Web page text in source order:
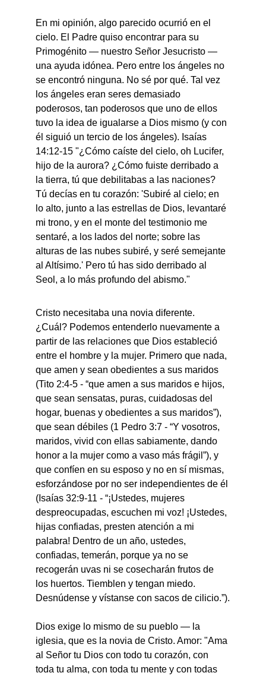
En mi opinión, algo parecido ocurrió en el
cielo. El Padre quiso encontrar para su
Primogénito — nuestro Señor Jesucristo —
una ayuda idónea. Pero entre los ángeles no
se encontró ninguna. No sé por qué. Tal vez
los ángeles eran seres demasiado
poderosos, tan poderosos que uno de ellos
tuvo la idea de igualarse a Dios mismo (y con
él siguió un tercio de los ángeles). Isaías
14:12-15 "¿Cómo caíste del cielo, oh Lucifer,
hijo de la aurora? ¿Cómo fuiste derribado a
la tierra, tú que debilitabas a las naciones?
Tú decías en tu corazón: 'Subiré al cielo; en
lo alto, junto a las estrellas de Dios, levantaré
mi trono, y en el monte del testimonio me
sentaré, a los lados del norte; sobre las
alturas de las nubes subiré, y seré semejante
al Altísimo.' Pero tú has sido derribado al
Seol, a lo más profundo del abismo."
Cristo necesitaba una novia diferente.
¿Cuál? Podemos entenderlo nuevamente a
partir de las relaciones que Dios estableció
entre el hombre y la mujer. Primero que nada,
que amen y sean obedientes a sus maridos
(Tito 2:4-5 - “que amen a sus maridos e hijos,
que sean sensatas, puras, cuidadosas del
hogar, buenas y obedientes a sus maridos”),
que sean débiles (1 Pedro 3:7 - “Y vosotros,
maridos, vivid con ellas sabiamente, dando
honor a la mujer como a vaso más frágil”), y
que confíen en su esposo y no en sí mismas,
esforzándose por no ser independientes de él
(Isaías 32:9-11 - “¡Ustedes, mujeres
despreocupadas, escuchen mi voz! ¡Ustedes,
hijas confiadas, presten atención a mi
palabra! Dentro de un año, ustedes,
confiadas, temerán, porque ya no se
recogerán uvas ni se cosecharán frutos de
los huertos. Tiemblen y tengan miedo.
Desnúdense y vístanse con sacos de cilicio.”).
Dios exige lo mismo de su pueblo — la
iglesia, que es la novia de Cristo. Amor: "Ama
al Señor tu Dios con todo tu corazón, con
toda tu alma, con toda tu mente y con todas